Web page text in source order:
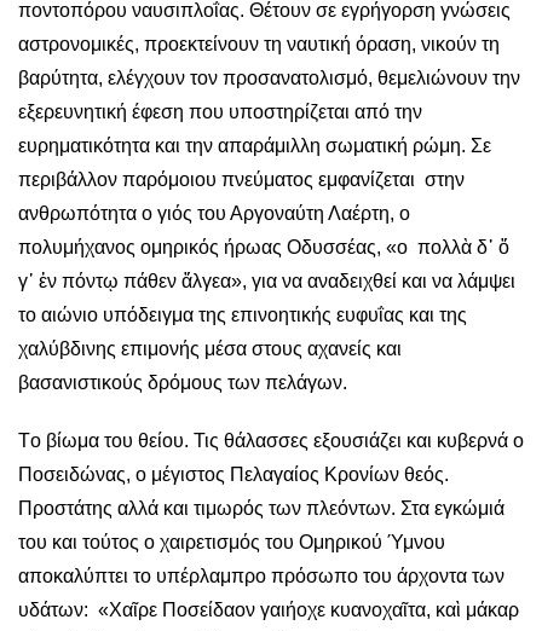
ποντοπόρου ναυσιπλοΐας. Θέτουν σε εγρήγορση γνώσεις
αστρονομικές, προεκτείνουν τη ναυτική όραση, νικούν τη
βαρύτητα, ελέγχουν τον προσανατολισμό, θεμελιώνουν την
εξερευνητική έφεση που υποστηρίζεται από την
ευρηματικότητα και την απαράμιλλη σωματική ρώμη. Σε
περιβάλλον παρόμοιου πνεύματος εμφανίζεται στην
ανθρωπότητα ο γιός του Αργοναύτη Λαέρτη, ο
πολυμήχανος ομηρικός ήρωας Οδυσσέας, «ο πολλὰ δ᾿ ὅ
γ᾿ ἐν πόντῳ πάθεν ἄλγεα», για να αναδειχθεί και να λάμψει
το αιώνιο υπόδειγμα της επινοητικής ευφυΐας και της
χαλύβδινης επιμονής μέσα στους αχανείς και
βασανιστικούς δρόμους των πελάγων.
Tο βίωμα του θείου. Τις θάλασσες εξουσιάζει και κυβερνά ο
Ποσειδώνας, ο μέγιστος Πελαγαίος Κρονίων θεός.
Προστάτης αλλά και τιμωρός των πλεόντων. Στα εγκώμιά
του και τούτος ο χαιρετισμός του Ομηρικού Ύμνου
αποκαλύπτει το υπέρλαμπρο πρόσωπο του άρχοντα των
υδάτων: «Χαῖρε Ποσείδαον γαιήοχε κυανοχαῖτα, καὶ μάκαρ